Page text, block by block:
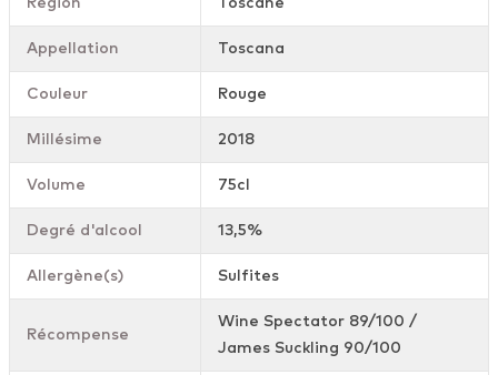
Région Toscane
Appellation Toscana
Couleur Rouge
Millésime 2018
Volume 75cl
Degré d'alcool 13,5%
Allergène(s) Sulfites
Récompense
Wine Spectator 89/100 /
James Suckling 90/100